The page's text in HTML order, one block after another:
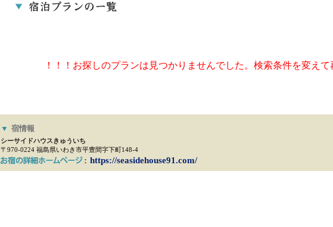
！！！お探しのプランは見つかりませんでした。検索条件を変え
▼ 宿情報
シーサイドハウスきゅういち
〒970-0224 福島県いわき市平豊間字下町148-4
https://seasidehouse91.com/